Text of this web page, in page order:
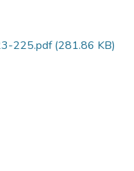
225.pdf(281.86 KB)